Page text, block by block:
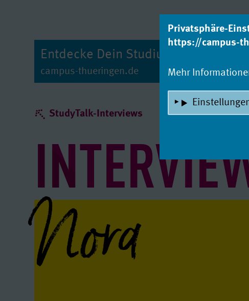
Entdecke Dein Studium!
campus-thueringen.de
StudyTalk-Interviews
Nora
Privatsphäre-
https://campus-
Mehr